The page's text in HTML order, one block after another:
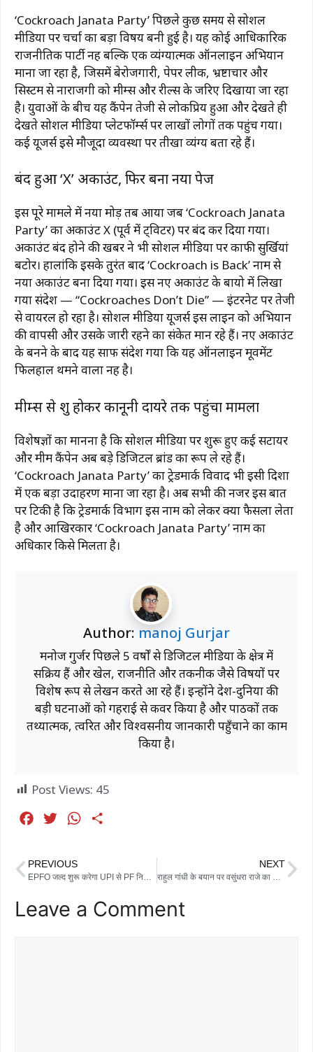
‘Cockroach Janata Party’ पिछले कुछ समय से सोशल
मीडिया पर चर्चा का बड़ा विषय बनी हुई है। यह कोई आधिकारिक
राजनीतिक पार्टी नहीं बल्कि एक व्यंग्यात्मक ऑनलाइन अभियान
माना जा रहा है, जिसमें बेरोजगारी, पेपर लीक, भ्रष्टाचार और
सिस्टम से नाराजगी को मीम्स और रील्स के जरिए दिखाया जा रहा
है। युवाओं के बीच यह कैंपेन तेजी से लोकप्रिय हुआ और देखते ही
देखते सोशल मीडिया प्लेटफॉर्म्स पर लाखों लोगों तक पहुंच गया।
कई यूजर्स इसे मौजूदा व्यवस्था पर तीखा व्यंग्य बता रहे हैं।
बंद हुआ ‘X’ अकाउंट, फिर बना नया पेज
इस पूरे मामले में नया मोड़ तब आया जब ‘Cockroach Janata
Party’ का अकाउंटX (पूर्व में ट्विटर) पर बंद कर दिया गया।
अकाउंट बंद होने की खबर ने भी सोशल मीडिया पर काफी सुर्खियां
बटोरीं। हालांकि इसके तुरंत बाद ‘Cockroach is Back’ नाम से
नया अकाउंट बना दिया गया। इस नए अकाउंट के बायो में लिखा
गया संदेश — “Cockroaches Don’t Die” — इंटरनेट पर तेजी
से वायरल हो रहा है। सोशल मीडिया यूजर्स इस लाइन को अभियान
की वापसी और उसके जारी रहने का संकेत मान रहे हैं। नए अकाउंट
के बनने के बाद यह साफ संदेश गया कि यह ऑनलाइन मूवमेंट
फिलहाल थमने वाला नहीं है।
मीम्स से शुरू होकर कानूनी दायरे तक पहुंचा मामला
विशेषज्ञों का मानना है कि सोशल मीडिया पर शुरू हुए कई सटायर
और मीम कैंपेन अब बड़े डिजिटल ब्रांड का रूप ले रहे हैं।
‘Cockroach Janata Party’ का ट्रेडमार्क विवाद भी इसी दिशा
में एक बड़ा उदाहरण माना जा रहा है। अब सभी की नजर इस बात
पर टिकी है कि ट्रेडमार्क विभाग इस नाम को लेकर क्या फैसला लेता
है और आखिरकार ‘Cockroach Janata Party’ नाम का
अधिकार किसे मिलता है।
Author: manoj Gurjar
मनोज गुर्जर पिछले 5 वर्षों से डिजिटल मीडिया के क्षेत्र में
सक्रिय हैं और खेल, राजनीति और तकनीक जैसे विषयों पर
विशेष रूप से लेखन करते आ रहे हैं। इन्होंने देश-दुनिया की
बड़ी घटनाओं को गहराई से कवर किया है और पाठकों तक
तथ्यात्मक, त्वरित और विश्वसनीय जानकारी पहुँचाने का काम
किया है।
Post Views: 45
e
o
t
e
W
t
A
r
PREVIOUS NEXT
Leave a Comment